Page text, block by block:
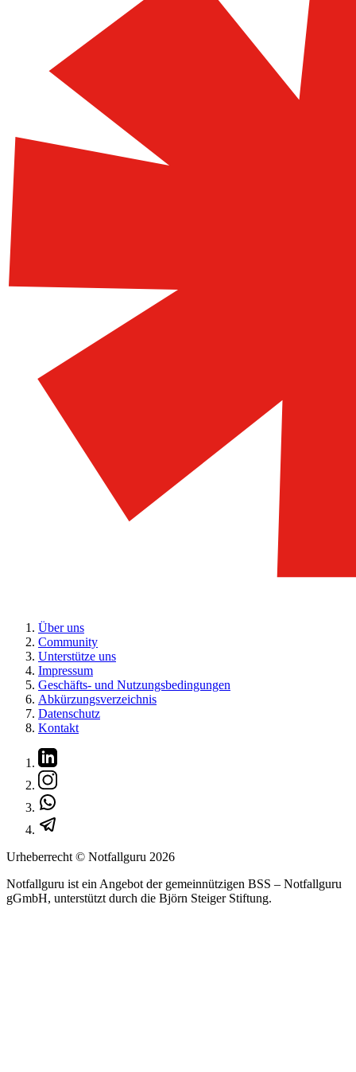
Über uns
Community
Unterstütze uns
Impressum
Geschäfts- und Nutzungsbedingungen
Abkürzungsverzeichnis
Datenschutz
Kontakt
Urheberrecht © Notfallguru 2026
Notfallguru ist ein Angebot der gemeinnützigen BSS – Notfallguru
gGmbH, unterstützt durch die Björn Steiger Stiftung.